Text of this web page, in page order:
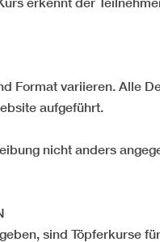
Format variieren. Alle
aufgeführt.
nicht anders
sind Töpferkurse